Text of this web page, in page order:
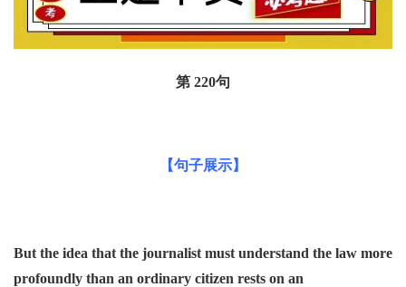
第 220句
【句子展示】
But the idea that the journalist must understand the law more
profoundly than an ordinary citizen rests on an